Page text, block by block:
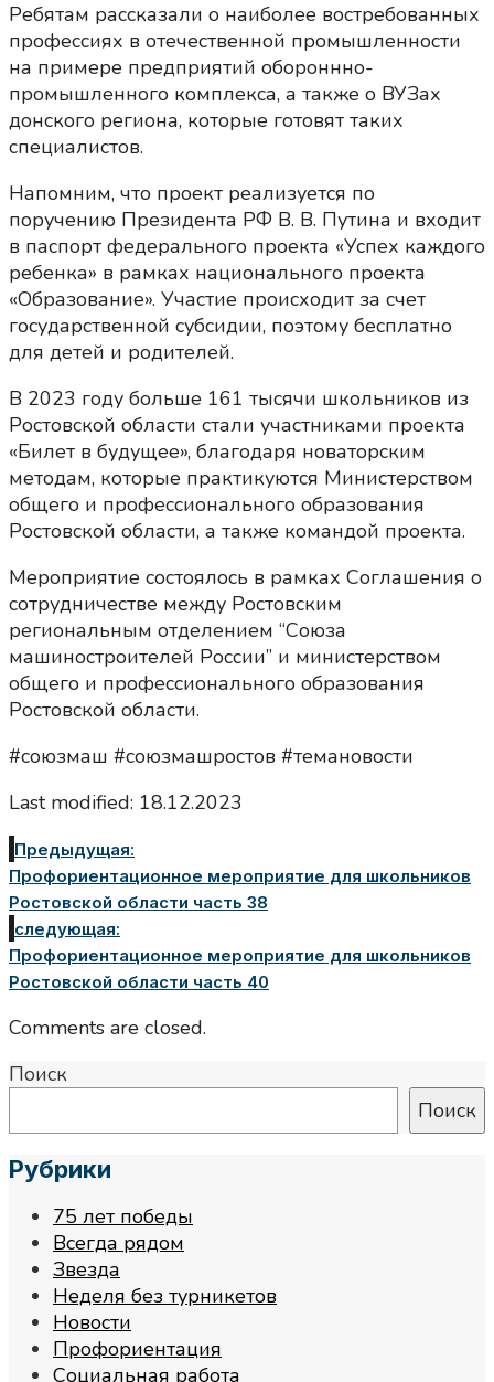
Ребятам рассказали о наиболее востребованных
профессиях в отечественной промышленности
на примере предприятий обороннно-
промышленного комплекса, а также о ВУЗах
донского региона, которые готовят таких
специалистов.
Напомним, что проект реализуется по
поручению Президента РФ В. В. Путина и входит
в паспорт федерального проекта «Успех каждого
ребенка» в рамках национального проекта
«Образование». Участие происходит за счет
государственной субсидии, поэтому бесплатно
для детей и родителей.
В 2023 году больше 161 тысячи школьников из
Ростовской области стали участниками проекта
«Билет в будущее», благодаря новаторским
методам, которые практикуются Министерством
общего и профессионального образования
Ростовской области, а также командой проекта.
Мероприятие состоялось в рамках Соглашения о
сотрудничестве между Ростовским
региональным отделением “Союза
машиностроителей России” и министерством
общего и профессионального образования
Ростовской области.
#союзмаш #союзмашростов #темановости
Last modified: 18.12.2023
Предыдущая:
Профориентационное мероприятие для школьников
Ростовской области часть 38
следующая:
Профориентационное мероприятие для школьников
Ростовской области часть 40
Comments are closed.
Поиск
Поиск
Рубрики
75 лет победы
Всегда рядом
Звезда
Неделя без турникетов
Новости
Профориентация
Социальная работа